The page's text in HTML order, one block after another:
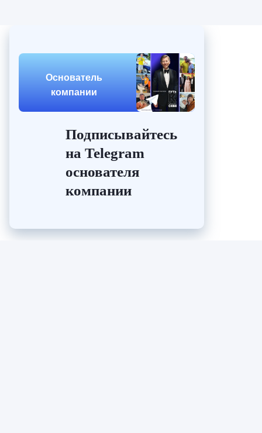
Основатель
компании
Подписывайтесь
на Telegram
основателя
компании